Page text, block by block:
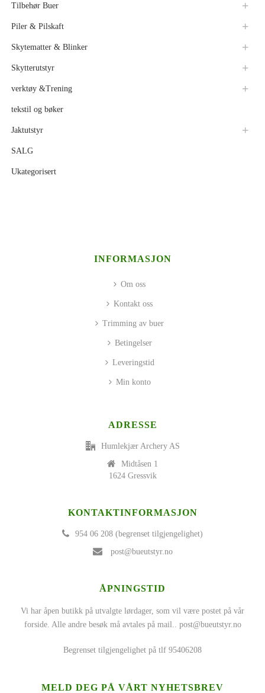
Tilbehør Buer
Piler & Pilskaft
Skytematter & Blinker
Skytterutstyr
verktøy &Trening
tekstil og bøker
Jaktutstyr
SALG
Ukategorisert
INFORMASJON
Om oss
Kontakt oss
Trimming av buer
Betingelser
Leveringstid
Min konto
ADRESSE
Humlekjær Archery AS
Midtåsen 1
1624 Gressvik
KONTAKTINFORMASJON
954 06 208 (begrenset tilgjengelighet)
post@bueutstyr.no
ÅPNINGSTID
Vi har åpen butikk på utvalgte lørdager, som vil være postet på vår
forside. Alle andre besøk må avtales på mail.. post@bueutstyr.no
Begrenset tilgjengelighet på tlf 95406208
MELD DEG PÅ VÅRT NYHETSBREV